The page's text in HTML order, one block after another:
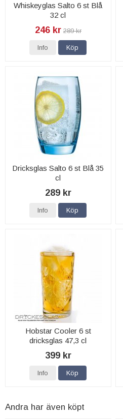
Whiskeyglas Salto 6 st Blå
32 cl
246 kr 289 kr
Info Köp
Dricksglas Salto 6 st Blå 35
cl
289 kr
Info Köp
Hobstar Cooler 6 st
dricksglas 47,3 cl
399 kr
Info Köp
Andra har även köpt